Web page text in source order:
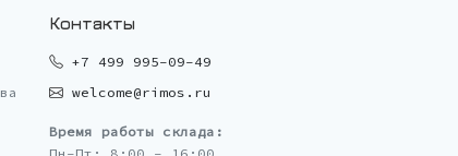
Контакты
+7 499 995-09-49
welcome@rimos.ru
Время работы склада: